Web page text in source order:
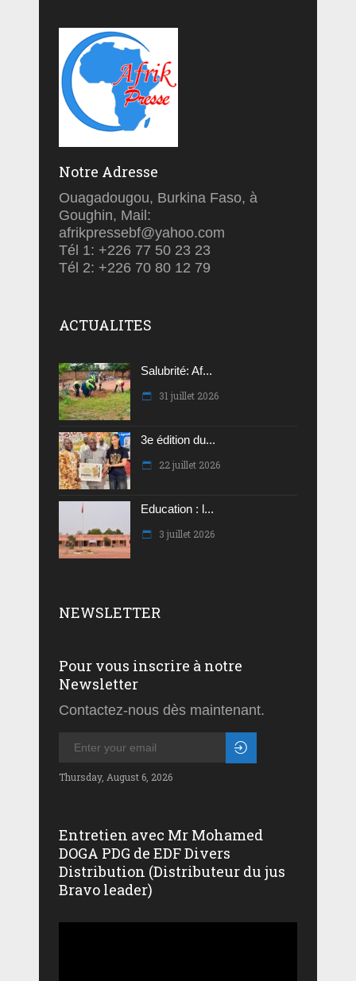
Notre Adresse
Ouagadougou, Burkina Faso, à
Goughin, Mail:
afrikpressebf@yahoo.com
Tél 1: +226 77 50 23 23
Tél 2: +226 70 80 12 79
ACTUALITES
Salubrité: Af...
31 juillet 2026
3e édition du...
22 juillet 2026
Education : l...
3 juillet 2026
NEWSLETTER
Pour vous inscrire à notre
Newsletter
Contactez-nous dès maintenant.
Thursday, August 6, 2026
Entretien avec Mr Mohamed
DOGA PDG de EDF Divers
Distribution (Distributeur du jus
Bravo leader)